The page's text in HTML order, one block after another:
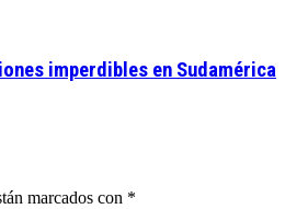
imperdibles en Sudamérica
marcados con *